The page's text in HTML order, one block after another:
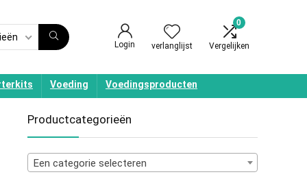
Login verlanglijst
0
Vergelijken
Voeding Voedingsproducten
Productcategorieën
Een categorie selecteren